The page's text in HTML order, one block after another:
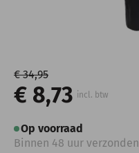
€ 34,95
€ 8,73 incl. btw
Op voorraad
Binnen 48 uur verzonden